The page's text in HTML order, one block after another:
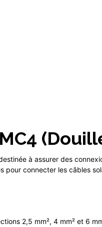
à assurer des
connecter les câbles
2,5 mm², 4 mm² et 6